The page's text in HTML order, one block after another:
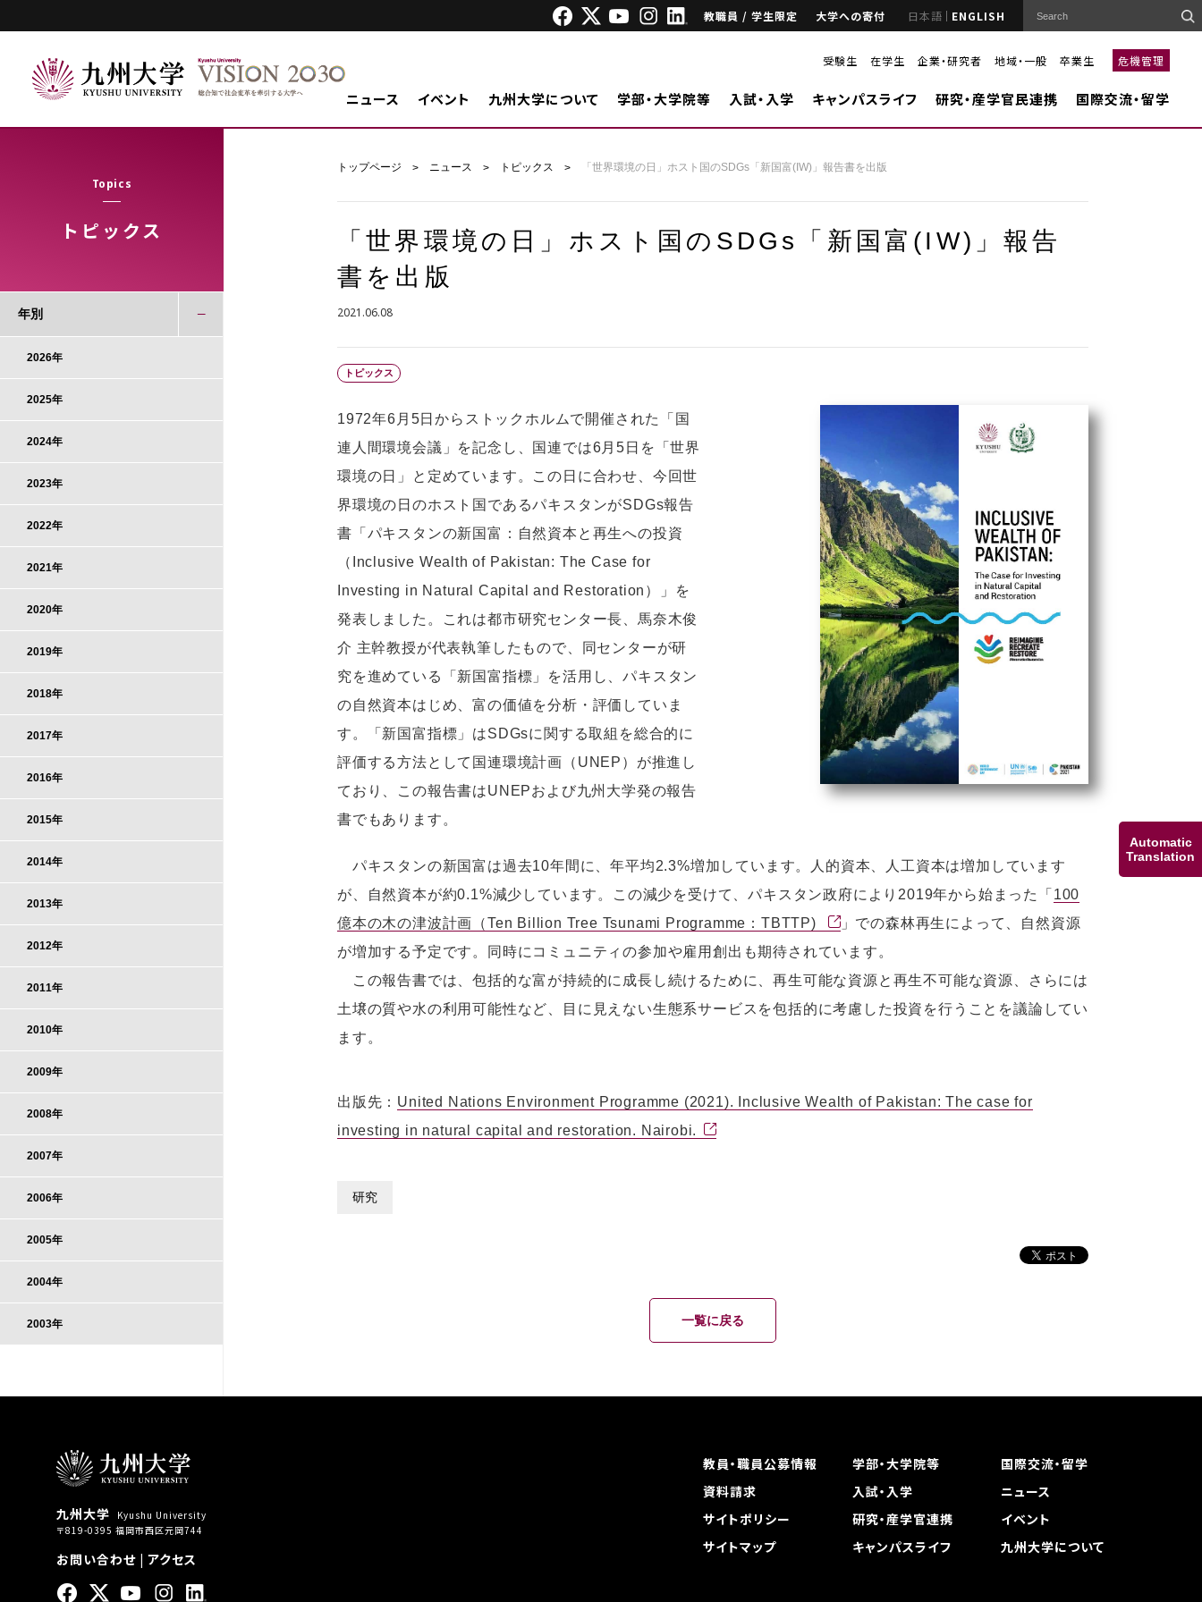
Automatic
Translation
教職員 / 学生限定 大学への寄付 日本語 ENGLISH
受験生 在学生 企業・研究者 地域・一般 卒業生 危機管理
ニュース イベント 九州大学について 学部・大学院等 入試・入学 キャンパスライフ 研究・産学官民連携 国際交流・留学
Topics
トピックス
トップページ ニュース トピックス 「世界環境の日」ホスト国のSDGs「新国富(IW)」報告書を出版
「世界環境の日」ホスト国のSDGs「新国富(IW)」報告
書を出版
2021.06.08
トピックス
1972年6月5日からストックホルムで開催された「国
連人間環境会議」を記念し、国連では6月5日を「世界
環境の日」と定めています。この日に合わせ、今回世
界環境の日のホスト国であるパキスタンがSDGs報告
書「パキスタンの新国富：自然資本と再生への投資
（Inclusive Wealth of Pakistan: The Case for
Investing in Natural Capital and Restoration）」を
発表しました。これは都市研究センター長、馬奈木俊
介 主幹教授が代表執筆したもので、同センターが研
究を進めている「新国富指標」を活用し、パキスタン
の自然資本はじめ、富の価値を分析・評価していま
す。「新国富指標」はSDGsに関する取組を総合的に
評価する方法として国連環境計画（UNEP）が推進し
ており、この報告書はUNEPおよび九州大学発の報告
書でもあります。
パキスタンの新国富は過去10年間に、年平均2.3%増加しています。人的資本、人工資本は増加しています
が、自然資本が約0.1%減少しています。この減少を受けて、パキスタン政府により2019年から始まった「 100
億本の木の津波計画（Ten Billion Tree Tsunami Programme：TBTTP)
」での森林再生によって、自然資源
が増加する予定です。同時にコミュニティの参加や雇用創出も期待されています。
この報告書では、包括的な富が持続的に成長し続けるために、再生可能な資源と再生不可能な資源、さらには
土壌の質や水の利用可能性など、目に見えない生態系サービスを包括的に考慮した投資を行うことを議論してい
ます。
出版先： United Nations Environment Programme (2021). Inclusive Wealth of Pakistan: The case for
investing in natural capital and restoration. Nairobi.
研究
一覧に戻る
年別
2026年
2025年
2024年
2023年
2022年
2021年
2020年
2019年
2018年
2017年
2016年
2015年
2014年
2013年
2012年
2011年
2010年
2009年
2008年
2007年
2006年
2005年
2004年
2003年
九州大学
Kyushu University
〒819-0395 福岡市西区元岡744
お問い合わせ |アクセス
教員・職員公募情報 学部・大学院等
国際交流・留学
資料請求
入試・入学
ニュース
サイトポリシー
研究・産学官連携
イベント
サイトマップ
キャンパスライフ 九州大学について